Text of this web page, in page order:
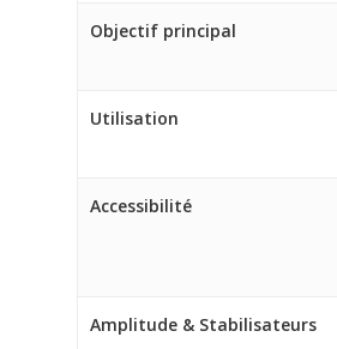
Objectif principal
Utilisation
Accessibilité
Amplitude & Stabilisateurs